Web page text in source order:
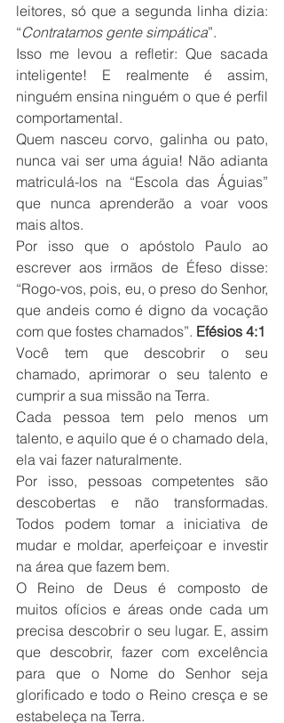
leitores, só que a segunda linha dizia:
“Contratamos gente simpática”.
Isso me levou a refletir: Que sacada
inteligente! E realmente é assim,
ninguém ensina ninguém o que é perfil
comportamental.
Quem nasceu corvo, galinha ou pato,
nunca vai ser uma águia! Não adianta
matriculá-los na “Escola das Águias”
que nunca aprenderão a voar voos
mais altos.
Por isso que o apóstolo Paulo ao
escrever aos irmãos de Éfeso disse:
“Rogo-vos, pois, eu, o preso do Senhor,
que andeis como é digno da vocação
com que fostes chamados”. Efésios 4:1
Você tem que descobrir o seu
chamado, aprimorar o seu talento e
cumprir a sua missão na Terra.
Cada pessoa tem pelo menos um
talento, e aquilo que é o chamado dela,
ela vai fazer naturalmente.
Por isso, pessoas competentes são
descobertas e não transformadas.
Todos podem tomar a iniciativa de
mudar e moldar, aperfeiçoar e investir
na área que fazem bem.
O Reino de Deus é composto de
muitos ofícios e áreas onde cada um
precisa descobrir o seu lugar. E, assim
que descobrir, fazer com excelência
para que o Nome do Senhor seja
glorificado e todo o Reino cresça e se
estabeleça na Terra.